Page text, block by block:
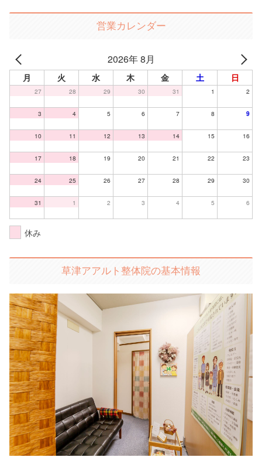
営業カレンダー
2026年 8月
月 火 水 木 金 土 日
27 28 29 30 31 1 2
3 4 5 6 7 8 9
10 11 12 13 14 15 16
17 18 19 20 21 22 23
24 25 26 27 28 29 30
31 1 2 3 4 5 6
休み
草津アアルト整体院の基本情報